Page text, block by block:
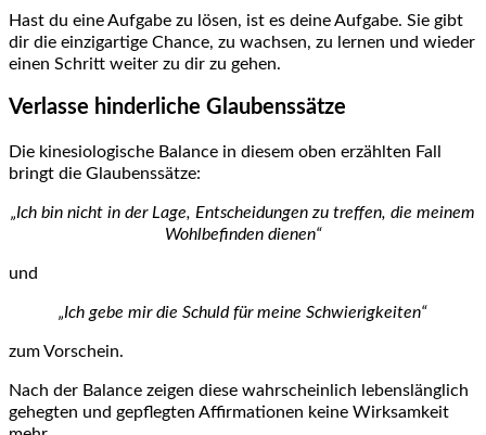
Hast du eine Aufgabe zu lösen, ist es deine Aufgabe. Sie gibt
dir die einzigartige Chance, zu wachsen, zu lernen und wieder
einen Schritt weiter zu dir zu gehen.
Verlasse hinderliche Glaubenssätze
Die kinesiologische Balance in diesem oben erzählten Fall
bringt die Glaubenssätze:
„Ich bin nicht in der Lage, Entscheidungen zu treffen, die meinem
Wohlbefinden dienen“
und
„Ich gebe mir die Schuld für meine Schwierigkeiten“
zum Vorschein.
Nach der Balance zeigen diese wahrscheinlich lebenslänglich
gehegten und gepflegten Affirmationen keine Wirksamkeit